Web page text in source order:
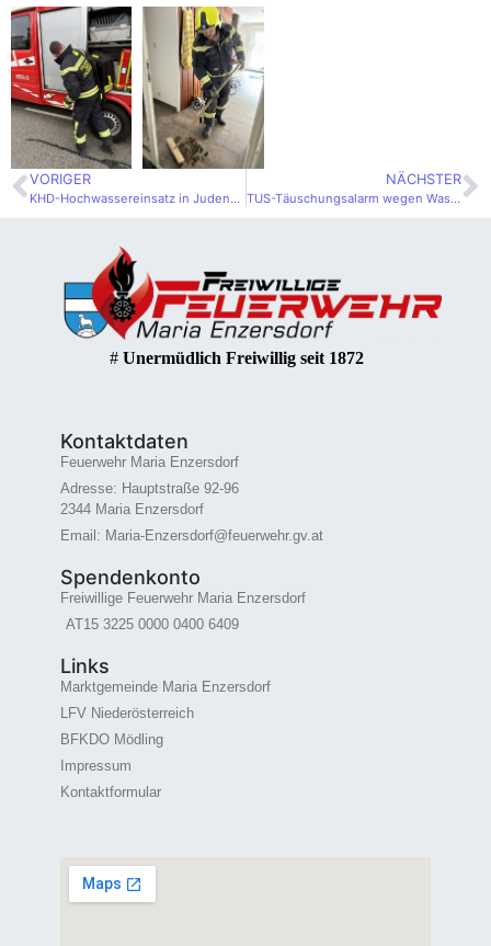
VORIGER
KHD-Hochwassereinsatz in Judenau – Bezirk Tulln
NÄCHSTER
TUS-Täuschungsalarm wegen Wasserdampf
# Unermüdlich Freiwillig seit 1872
Kontaktdaten
Feuerwehr Maria Enzersdorf
Adresse: Hauptstraße 92-96
2344 Maria Enzersdorf
Email: Maria-Enzersdorf@feuerwehr.gv.at
Spendenkonto
Freiwillige Feuerwehr Maria Enzersdorf
AT15 3225 0000 0400 6409
Links
Marktgemeinde Maria Enzersdorf
LFV Niederösterreich
BFKDO Mödling
Impressum
Kontaktformular